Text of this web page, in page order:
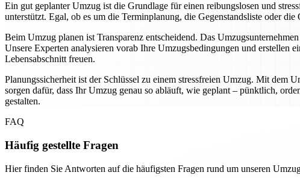
Ein gut geplanter Umzug ist die Grundlage für einen reibungslosen und
unterstützt. Egal, ob es um die Terminplanung, die Gegenstandsliste oder
Beim Umzug planen ist Transparenz entscheidend. Das
Unsere Experten analysieren vorab Ihre Umzugsbedingungen und erstellen
Lebensabschnitt freuen.
Planungssicherheit ist der Schlüssel zu einem stressfreien Umzug. Mit dem
sorgen dafür, dass Ihr Umzug genau so abläuft, wie geplant – pünktlich,
gestalten.
FAQ
Häufig gestellte Fragen
Hier finden Sie Antworten auf die häufigsten Fragen rund um unseren